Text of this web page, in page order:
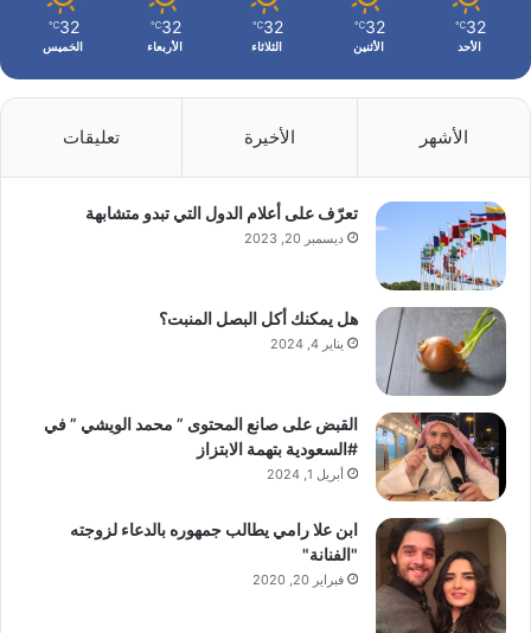
32
℃
الأحد
32
℃
الأثنين
32
℃
الثلاثاء
32
℃
الأربعاء
32
℃
الخميس
الأشهر الأخيرة تعليقات
تعرّف على أعلام الدول التي تبدو متشابهة
ديسمبر 20, 2023
هل يمكنك أكل البصل المنبت؟
يناير 4, 2024
القبض على صانع المحتوى ” محمد الويشي ” في
#السعودية بتهمة الابتزاز
أبريل 1, 2024
ابن علا رامي يطالب جمهوره بالدعاء لزوجته
"الفنانة"
فبراير 20, 2020